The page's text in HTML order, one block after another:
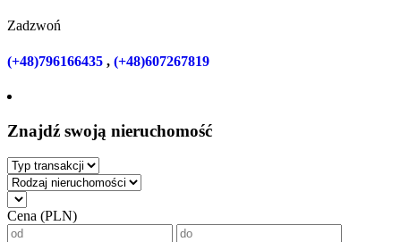
Zadzwoń
(+48)796166435 , (+48)607267819
Znajdź swoją nieruchomość
Cena (PLN)